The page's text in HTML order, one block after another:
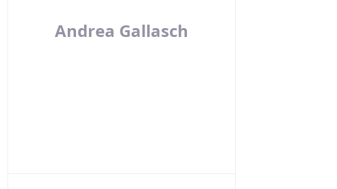
Andrea Gallasch